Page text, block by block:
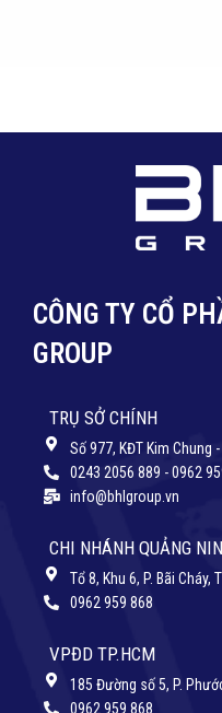
CÔNG TY CỔ
GROUP
TRỤ SỞ CHÍNH
Số 977, KĐT Kim Chung
0243 2056 889 - 0962
info@bhlgroup.vn
CHI NHÁNH QUẢNG
Tổ 8, Khu 6, P. Bãi Cháy,
0962 959 868
VPĐD TP.HCM
185 Đường số 5, P.
0962 959 868